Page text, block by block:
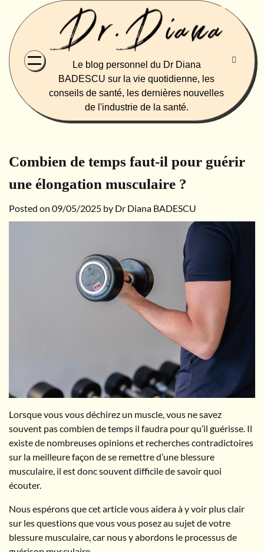
content
Le blog personnel du Dr Diana
BADESCU sur la vie quotidienne, les
conseils de santé, les dernières nouvelles
de l'industrie de la santé.
Combien de temps faut-il pour guérir
une élongation musculaire ?
Posted on 09/05/2025 by Dr Diana BADESCU
Lorsque vous vous déchirez un muscle, vous ne savez
souvent pas combien de temps il faudra pour qu’il guérisse. Il
existe de nombreuses opinions et recherches contradictoires
sur la meilleure façon de se remettre d’une blessure
musculaire, il est donc souvent difficile de savoir quoi
écouter.
Nous espérons que cet article vous aidera à y voir plus clair
sur les questions que vous vous posez au sujet de votre
blessure musculaire, car nous y abordons le processus de